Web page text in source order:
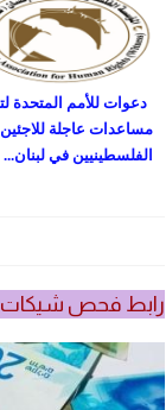
دعوات للأمم المتحدة
مساعدات عاجلة للاجئين
الفلسطينيين في لبنان...
رابط فحص شيكات